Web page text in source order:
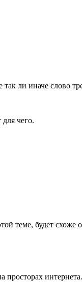
ли иначе слово
чего.
теме, будет
просторах интернета.